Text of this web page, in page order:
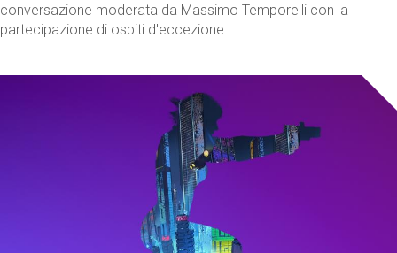
conversazione moderata da Massimo Temporelli con la
partecipazione di ospiti d'eccezione.